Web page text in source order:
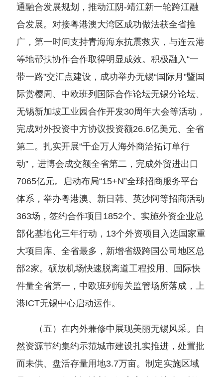
通融合发展规划，推动江阴-靖江新一轮跨江融
合发展。对接粤港澳大湾区成功做法获全省推
广，第一时间支持青海海东抗震救灾，与连云港
等地帮扶协作合作取得明显成效。积极融入“一
带一路”交汇点建设，成功举办无锡“国际月”暨国
际赏樱周、中欧班列国际合作论坛无锡分论坛、
无锡新加坡工业园合作开发30周年大会等活动，
完成对外投资中方协议投资额26.6亿美元、全省
第二。扎实开展“千企万人海外商洽拓订单行
动”，进博会成交额全省第二，完成外贸进出口
7065亿元。启动布局“15+N”全球招商服务平台
体系，举办粤港澳、新日韩、英沙阿等招商活动
363场，签约合作项目1852个。实施外资企业总
部化基地化三年行动，13个外资项目入选国家重
大项目库、全省最多，新增省级跨国公司地区总
部2家。硕放机场快速脱离道工程投用、国际快
件量全省第一，中欧班列海关监管场所落成，上
港ICT无锡中心启动运作。
（五）在内外兼修中展现美丽无锡风采。自
然资源节约集约示范城市建设扎实推进，处置批
而未供、盘活存量用地3.7万亩。制定实施区域